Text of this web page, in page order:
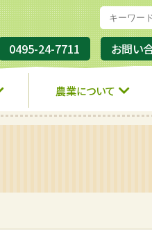
0495-24-7711 お問い
農業について